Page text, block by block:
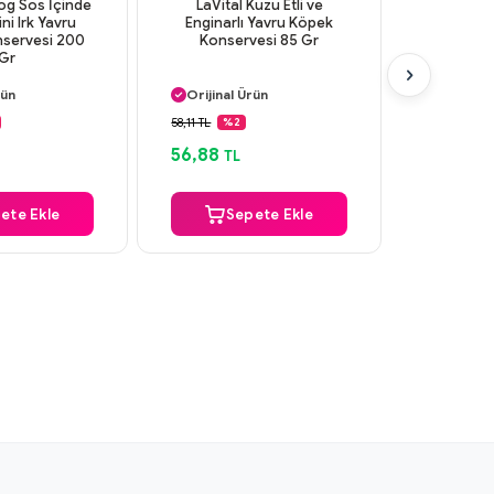
Sos İçinde
Irk Yavru
200
Ekle
LaVital Kuzu Etli ve
Enginarlı Yavru Köpek
Konservesi 85 Gr
Orijinal Ürün
Güvenli Ödeme
58,11 TL %2
56,88 TL
Sepete Ekle